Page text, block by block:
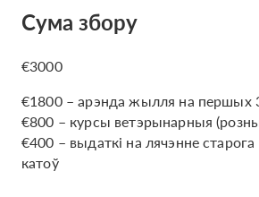
Сума збору
€3000
€1800 – арэнда жылля на першых
€800 – курсы ветэрынарныя
€400 – выдаткі на лячэнне
катоў